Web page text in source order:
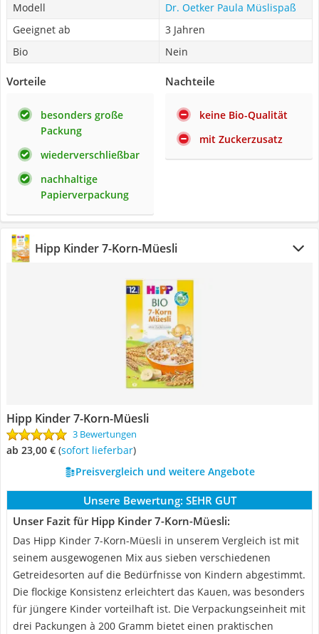
Modell
Dr. Oetker Paula Müslispaß
Geeignet ab
3 Jahren
Bio
Nein
Vorteile
besonders große
Packung
wiederverschließbar
nachhaltige
Papierverpackung
Nachteile
keine Bio-Qualität
mit Zuckerzusatz
Hipp Kinder 7-Korn-Müesli
Hipp Kinder 7-Korn-Müesli
3 Bewertungen
ab 23,00 € ( Sofort lieferbar)
Preisvergleich und weitere Angebote
Unsere Bewertung: SEHR GUT
Unser Fazit für Hipp Kinder 7-Korn-Müesli:
Das Hipp Kinder 7-Korn-Müesli in unserem Vergleich ist mit
seinem ausgewogenen Mix aus sieben verschiedenen
Getreidesorten auf die Bedürfnisse von Kindern abgestimmt.
Die flockige Konsistenz erleichtert das Kauen, was besonders
für jüngere Kinder vorteilhaft ist. Die Verpackungseinheit mit
drei Packungen à 200 Gramm bietet einen praktischen